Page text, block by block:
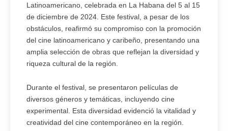
Latinoamericano, celebrada en La Habana del 5 al 15
de diciembre de 2024. Este festival, a pesar de los
obstáculos, reafirmó su compromiso con la promoción
del cine latinoamericano y caribeño, presentando una
amplia selección de obras que reflejan la diversidad y
riqueza cultural de la región.
Durante el festival, se presentaron películas de
diversos géneros y temáticas, incluyendo cine
experimental. Esta diversidad evidenció la vitalidad y
creatividad del cine contemporáneo en la región.